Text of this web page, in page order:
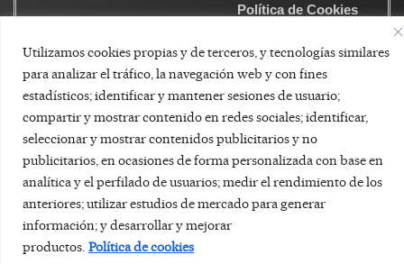
Utilizamos cookies propias y de terceros, y tecnologías similares
para analizar el tráfico, la navegación web y con fines
estadísticos; identificar y mantener sesiones de usuario;
compartir y mostrar contenido en redes sociales; identificar,
seleccionar y mostrar contenidos publicitarios y no
publicitarios, en ocasiones de forma personalizada con base en
analítica y el perfilado de usuarios; medir el rendimiento de los
anteriores; utilizar estudios de mercado para generar
información; y desarrollar y mejorar
productos. Política de cookies
Política de Cookies